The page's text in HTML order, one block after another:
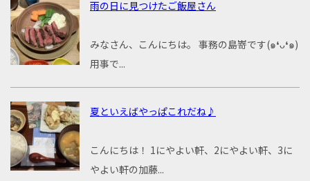
雨の日に見つけたご飯屋さん
みなさん、こんにちは。 事務の島嵜です(๑❛ᴗ❛๑)
用事で...
夏といえばやっぱこれだね♪
こんにちは！ 1にやよい軒、2にやよい軒、3に
やよい軒の加藤...